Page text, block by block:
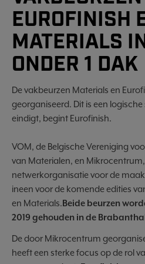
EUROFINISH
MATERIALS
ONDER 1 DAK
De vakbeurzen Materials en
georganiseerd. Dit is een
eindigt, begint Eurofinish.
VOM, de Belgische Vereniging
van Materialen, en
netwerkorganisatie voor de
ineen voor de komende edities
en Materials.Beide beurzen
2019 gehouden in de
De door Mikrocentrum
heeft een sterke focus op de rol